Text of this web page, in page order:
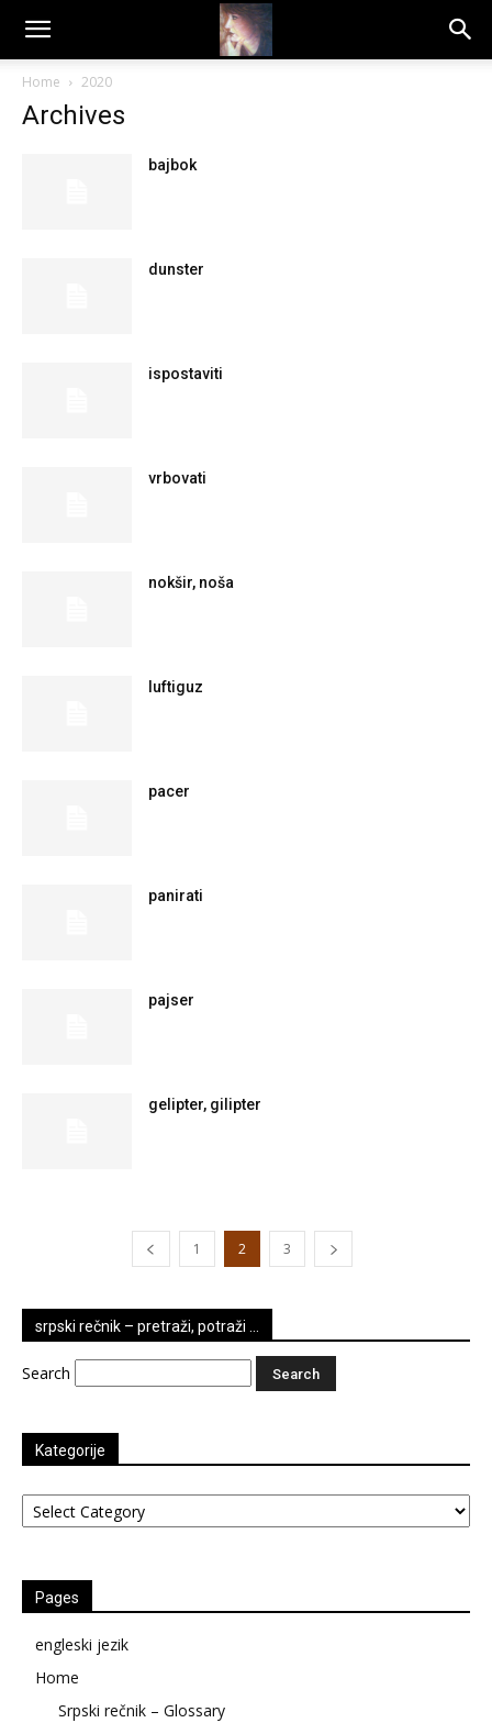
Dragana
Amarilis
Home 2020
Archives
bajbok
dunster
ispostaviti
vrbovati
nokšir, noša
luftiguz
pacer
panirati
pajser
gelipter, gilipter
1 2 3
srpski rečnik – pretraži, potraži …
Search
Kategorije
Kategorije
Pages
engleski jezik
Home
Srpski rečnik – Glossary